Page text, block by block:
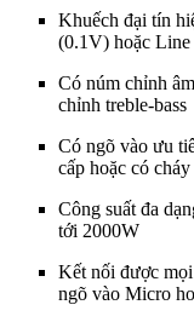
Khuếch đại tín
(0.1V) hoặc
Có núm chỉnh
chỉnh treble-bass
Có ngõ vào ưu
cấp hoặc có cháy
Công suất đa
tới 2000W
Kết nối được
ngõ vào Micro